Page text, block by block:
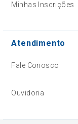
Minhas Inscrições
Atendimento
Fale Conosco
Ouvidoria